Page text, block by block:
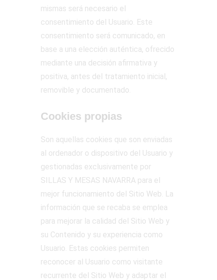
mismas será necesario el
consentimiento del Usuario. Este
consentimiento será comunicado, en
base a una elección auténtica, ofrecido
mediante una decisión afirmativa y
positiva, antes del tratamiento inicial,
removible y documentado.
Cookies propias
Son aquellas cookies que son enviadas
al ordenador o dispositivo del Usuario y
gestionadas exclusivamente por
SILLAS Y MESAS NAVARRA para el
mejor funcionamiento del Sitio Web. La
información que se recaba se emplea
para mejorar la calidad del Sitio Web y
su Contenido y su experiencia como
Usuario. Estas cookies permiten
reconocer al Usuario como visitante
recurrente del Sitio Web y adaptar el